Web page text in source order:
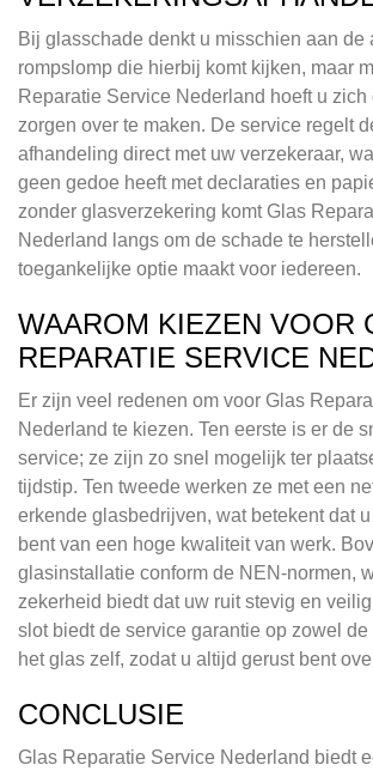
Bij glasschade denkt u misschien aan de
rompslomp die hierbij komt kijken, maar
Reparatie Service Nederland hoeft u zich
zorgen over te maken. De service regelt
afhandeling direct met uw verzekeraar,
geen gedoe heeft met declaraties en
zonder glasverzekering komt Glas
Nederland langs om de schade te
toegankelijke optie maakt voor iedereen.
WAAROM KIEZEN VOOR
REPARATIE SERVICE
Er zijn veel redenen om voor Glas
Nederland te kiezen. Ten eerste is er de
service; ze zijn zo snel mogelijk ter
tijdstip. Ten tweede werken ze met een
erkende glasbedrijven, wat betekent dat
bent van een hoge kwaliteit van werk.
glasinstallatie conform de NEN-normen,
zekerheid biedt dat uw ruit stevig en
slot biedt de service garantie op zowel
het glas zelf, zodat u altijd gerust bent
CONCLUSIE
Glas Reparatie Service Nederland biedt